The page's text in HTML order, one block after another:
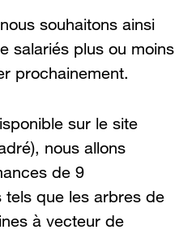
souhaitons ainsi
salariés plus ou moins
prochainement.
sur le site
nous allons
de 9
tels que les arbres de
à vecteur de